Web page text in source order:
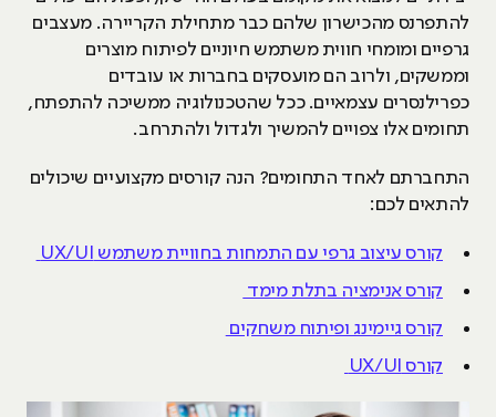
להתפרנס מהכישרון שלהם כבר מתחילת הקריירה. מעצבים
גרפיים ומומחי חווית משתמש חיוניים לפיתוח מוצרים
וממשקים, ולרוב הם מועסקים בחברות או עובדים
כפרילנסרים עצמאיים. ככל שהטכנולוגיה ממשיכה להתפתח,
תחומים אלו צפויים להמשיך ולגדול ולהתרחב.
התחברתם לאחד התחומים? הנה קורסים מקצועיים שיכולים
להתאים לכם:
קורס עיצוב גרפי עם התמחות בחוויית משתמש UX/UI
קורס אנימציה בתלת מימד
קורס גיימינג ופיתוח משחקים
קורס UX/UI